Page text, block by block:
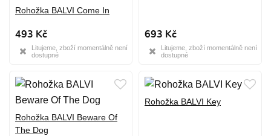
Rohožka BALVI Come In
493 Kč
Litujeme, zboží momentálně není
dostupné
693 Kč
Litujeme, zboží momentálně není
dostupné
Rohožka BALVI Beware Of
The Dog
Rohožka BALVI Key